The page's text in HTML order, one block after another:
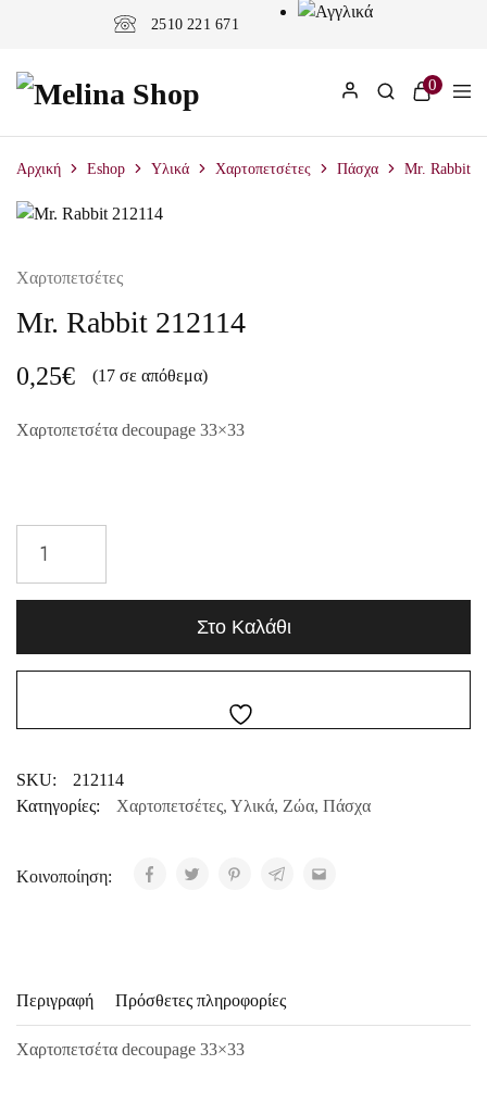
2510 221 671
0
Αρχική Eshop Υλικά Χαρτοπετσέτες Πάσχα Mr. Rabbit
Χαρτοπετσέτες
Mr. Rabbit 212114
0,25€ (17 σε απόθεμα)
Χαρτοπετσέτα decoupage 33×33
Στο Καλάθι
SKU:
212114
Κατηγορίες:
Χαρτοπετσέτες, Υλικά, Ζώα, Πάσχα
Κοινοποίηση:
Περιγραφή Πρόσθετες πληροφορίες
Χαρτοπετσέτα decoupage 33×33